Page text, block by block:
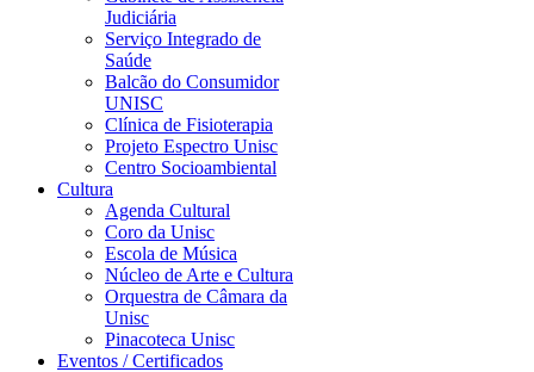
Judiciária
Serviço Integrado de
Saúde
Balcão do Consumidor
UNISC
Clínica de Fisioterapia
Projeto Espectro Unisc
Centro Socioambiental
Cultura
Agenda Cultural
Coro da Unisc
Escola de Música
Núcleo de Arte e Cultura
Orquestra de Câmara da
Unisc
Pinacoteca Unisc
Eventos / Certificados